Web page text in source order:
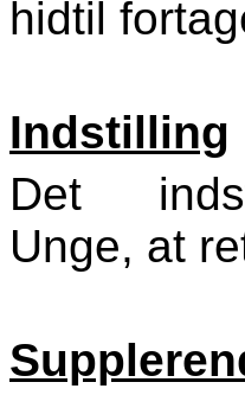
hidtil
Indstilling
Det
Unge, at